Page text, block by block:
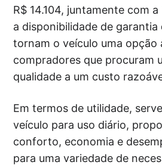
R$ 14.104, juntamente com a
a disponibilidade de garantia
tornam o veículo uma opção
compradores que procuram
qualidade a um custo
Em termos de utilidade,
veículo para uso diário,
conforto, economia e
para uma variedade de